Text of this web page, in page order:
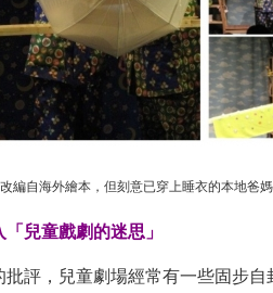
改編自海外繪本，但刻意已穿上睡衣的本地爸
兒童戲劇的迷思」
評，兒童劇場經常有一些固步